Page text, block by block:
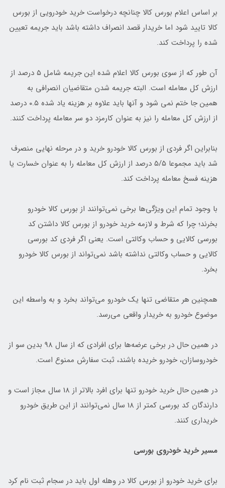
بر اساس اعلام بورس کالا چنانچه درخواست خرید خودرویی از بورس
کالا تایید شود اما خریدار قصد انصراف داشته باشد باید جریمه تعیین
شده را پرداخت کند.
آن طور که از سوی بورس کالا اعلام شده این جریمه شامل ۵ درصد از
ارزش کل معامله است. البته جریمه شدن متقاضیان انصرافی به
همین جا ختم نمی شود و آنها باید علاوه بر هزینه یاد شده ۰.۵ درصد
از ارزش کل معامله را نیز به عنوان کارمزد دو سر معامله پرداخت کنند.
بنابراین اگر فردی از بورس کالا خودرو خرید و در مرحله نهایی منصرف
شد باید مجموعا ۵/۵ درصد از ارزش کل معامله را به عنوان خسارت یا
هزینه فسخ معامله پرداخت کند.
با وجود تمام این ویژگی‌ها برخی نمی‌توانند از بورس کالا خودرو
بخرند؛ چرا که شرط و لازمه خرید خودرو از بورس کالا داشتن کد
بورسی کالایی و حساب وکالتی است. یعنی اگر فردی کد بورسی
کالایی و حساب وکالتی نداشته باشد نمی‌تواند از بورس کالا خودرو
بخرد.
همچنین هر متقاضی تنها یک خودرو می‌تواند بخرد و به واسطه این
موضوع خودرو به خریدار واقعی می‌رسد.
در همین حال در برخی عرضه‌ها برای افرادی که از سال 98 بدین سو از
خودروسازان، خودرو خریده باشند، ثبت سفارش ممنوع است.
در همین حال خرید خودرو تنها برای افرد بالاتر از 18 سال مجاز است و
دارندگان کد بورسی کمتر از 18 سال نمی‌توانند از این طریق خودرو
خریداری کنند.
مسیر خرید خودروی بورسی
برای خرید خودرو از بورس کالا در وهله اول باید در سجام ثبت نام کرد